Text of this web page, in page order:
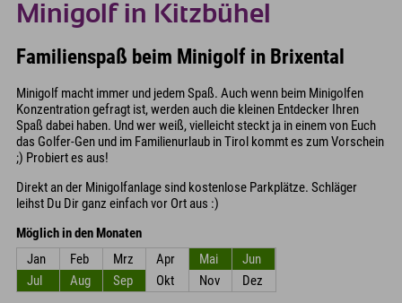
Minigolf in Kitzbühel
Familienspaß beim Minigolf in Brixental
Minigolf macht immer und jedem Spaß. Auch wenn beim Minigolfen
Konzentration gefragt ist, werden auch die kleinen Entdecker Ihren
Spaß dabei haben. Und wer weiß, vielleicht steckt ja in einem von Euch
das Golfer-Gen und im Familienurlaub in Tirol kommt es zum Vorschein
;) Probiert es aus!
Direkt an der Minigolfanlage sind kostenlose Parkplätze. Schläger
leihst Du Dir ganz einfach vor Ort aus :)
Möglich in den Monaten
Jan
Feb Mrz Apr Mai
Jun
Jul
Aug Sep Okt Nov Dez